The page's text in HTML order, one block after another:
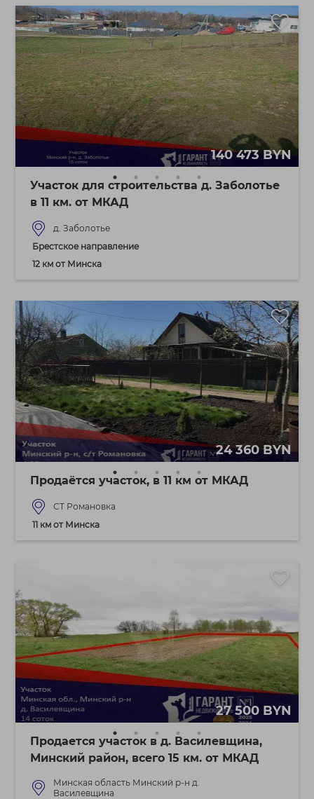
140 473 BYN
Участок для строительства д. Заболотье
в 11 км. от МКАД
д. Заболотье
Брестское направление
12 км от Минска
24 360 BYN
Продаётся участок, в 11 км от МКАД
СТ Романовка
11 км от Минска
27 500 BYN
Продается участок в д. Василевщина,
Минский район, всего 15 км. от МКАД
Минская область Минский р-н д.
Василевщина